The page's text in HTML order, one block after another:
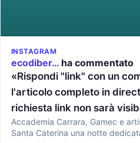
INSTAGRAM
ecodiber… ha commentato
«Rispondi "link" con un
l'articolo completo in
richiesta link non sarà
Accademia Carrara, Gamec e
Santa Caterina una notte